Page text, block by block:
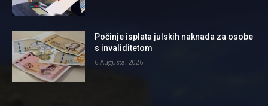
Počinje isplata julskih naknada za osobe
s invaliditetom
6 Augusta, 2026